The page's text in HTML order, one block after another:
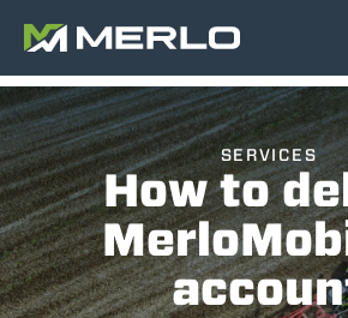
SERVICES
How to